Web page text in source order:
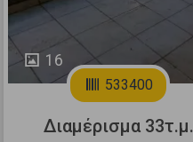
16
533400
Διαμέρισμα